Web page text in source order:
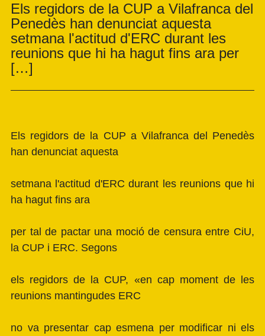
Els regidors de la CUP a Vilafranca del
Penedès han denunciat aquesta
setmana l'actitud d'ERC durant les
reunions que hi ha hagut fins ara per
[…]
Els regidors de la CUP a Vilafranca del Penedès
han denunciat aquesta
setmana l'actitud d'ERC durant les reunions que hi
ha hagut fins ara
per tal de pactar una moció de censura entre CiU,
la CUP i ERC. Segons
els regidors de la CUP, «en cap moment de les
reunions mantingudes ERC
no va presentar cap esmena per modificar ni els